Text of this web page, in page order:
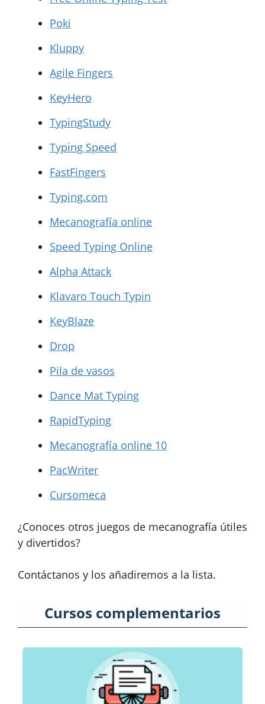
Poki
Kluppy
Agile Fingers
KeyHero
TypingStudy
Typing Speed
FastFingers
Typing.com
Mecanografía online
Speed Typing Online
Alpha Attack
Klavaro Touch Typin
KeyBlaze
Drop
Pila de vasos
Dance Mat Typing
RapidTyping
Mecanografía online 10
PacWriter
Cursomeca
¿Conoces otros juegos de mecanografía útiles
y divertidos?
Contáctanos y los añadiremos a la lista.
Cursos complementarios